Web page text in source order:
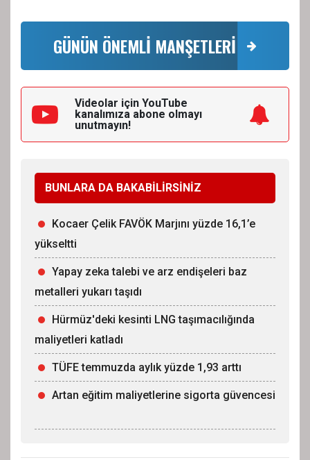
GÜNÜN ÖNEMLİ MANŞETLERİ
Videolar için YouTube
kanalımıza abone olmayı
unutmayın!
BUNLARA DA BAKABİLİRSİNİZ
Kocaer Çelik FAVÖK Marjını yüzde 16,1’e
yükseltti
Yapay zeka talebi ve arz endişeleri baz
metalleri yukarı taşıdı
Hürmüz'deki kesinti LNG taşımacılığında
maliyetleri katladı
TÜFE temmuzda aylık yüzde 1,93 arttı
Artan eğitim maliyetlerine sigorta güvencesi